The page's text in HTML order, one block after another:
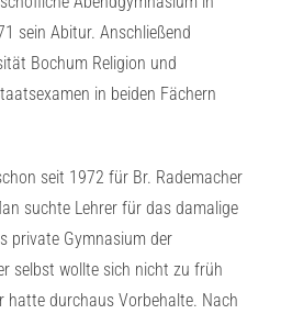
sein Abitur. Anschließend
Bochum Religion und
in beiden Fächern
seit 1972 für Br. Rademacher
suchte Lehrer für das damalige
private Gymnasium der
selbst wollte sich nicht zu früh
hatte durchaus Vorbehalte. Nach